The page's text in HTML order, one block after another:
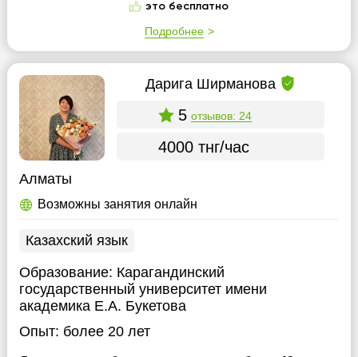
это бесплатно
Подробнее
Дарига Ширманова
5 отзывов: 24
4000 тнг/час
Алматы
Возможны занятия онлайн
Казахский язык
Образование: Карагандинский
государственный университет имени
академика Е.А. Букетова
Опыт: более 20 лет